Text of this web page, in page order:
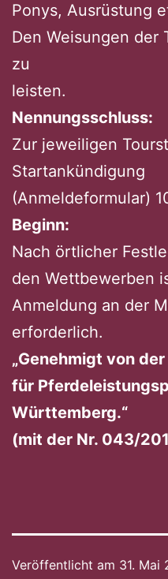
Ponys, Ausrüstung
Den Weisungen der
zu
leisten.
Nennungsschluss:
Zur jeweiligen
Startankündigung
(Anmeldeformular)
Beginn:
Nach örtlicher
den Wettbewerben
Anmeldung an der
erforderlich.
„Genehmigt von
für
Württemberg.“
(mit der Nr. 043/
Veröffentlicht am 31. Mai